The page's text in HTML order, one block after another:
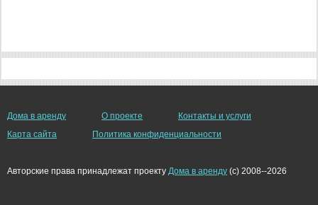
Дома в аренду О проекте
Контакты и услуги
Карта сайта
Политика конфиденциальности
Авторские права принадлежат проекту Дома в аренду (c) 2008--2026